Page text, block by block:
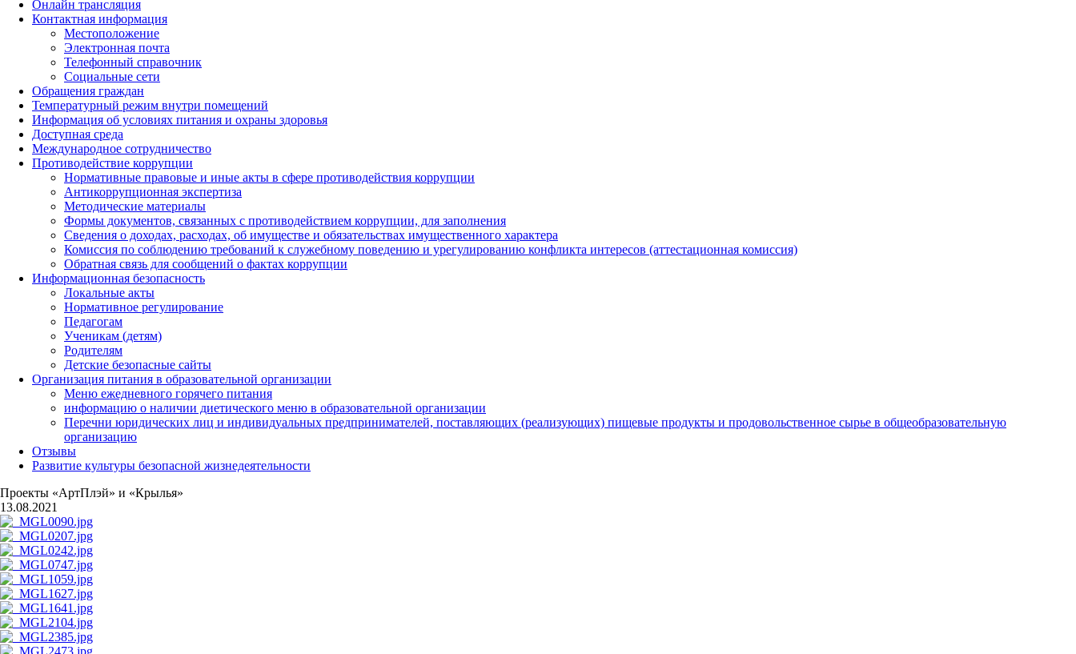
Онлайн трансляция
Контактная информация
Местоположение
Электронная почта
Телефонный справочник
Социальные сети
Обращения граждан
Температурный режим внутри помещений
Информация об условиях питания и охраны здоровья
Доступная среда
Международное сотрудничество
Противодействие коррупции
Нормативные правовые и иные акты в сфере противодействия коррупции
Антикоррупционная экспертиза
Методические материалы
Формы документов, связанных с противодействием коррупции, для заполнения
Сведения о доходах, расходах, об имуществе и обязательствах имущественного характера
Комиссия по соблюдению требований к служебному поведению и урегулированию конфликта интересов (аттестационная комиссия)
Обратная связь для сообщений о фактах коррупции
Информационная безопасность
Локальные акты
Нормативное регулирование
Педагогам
Ученикам (детям)
Родителям
Детские безопасные сайты
Организация питания в образовательной организации
Меню ежедневного горячего питания
информацию о наличии диетического меню в образовательной организации
Перечни юридических лиц и индивидуальных предпринимателей, поставляющих (реализующих) пищевые продукты и продовольственное сырье в общеобразовательную
организацию
Отзывы
Развитие культуры безопасной жизнедеятельности
Проекты «АртПлэй» и «Крылья»
13.08.2021